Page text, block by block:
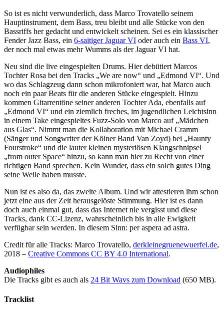
So ist es nicht verwunderlich, dass Marco Trovatello seinem
Hauptinstrument, dem Bass, treu bleibt und alle Stücke von den
Bassriffs her gedacht und entwickelt scheinen. Sei es ein klassischer
Fender Jazz Bass, ein 6-saitiger Jaguar VI oder auch ein Bass VI,
der noch mal etwas mehr Wumms als der Jaguar VI hat.
Neu sind die live eingespielten Drums. Hier debütiert Marcos
Tochter Rosa bei den Tracks „We are now“ und „Edmond VI“. Und
wo das Schlagzeug dann schon mikrofoniert war, hat Marco auch
noch ein paar Beats für die anderen Stücke eingespielt. Hinzu
kommen Gitarrentöne seiner anderen Tochter Ada, ebenfalls auf
„Edmond VI“ und ein ziemlich freches, im jugendlichen Leichtsinn
in einem Take eingespieltes Fuzz-Solo von Marco auf „Mädchen
aus Glas“. Nimmt man die Kollaboration mit Michael Cramm
(Sänger und Songwriter der Kölner Band Van Zoyd) bei „Haunty
Fourstroke“ und die lauter kleinen mysteriösen Klangschnipsel
„from outer Space“ hinzu, so kann man hier zu Recht von einer
richtigen Band sprechen. Kein Wunder, dass ein solch gutes Ding
seine Weile haben musste.
Nun ist es also da, das zweite Album. Und wir attestieren ihm schon
jetzt eine aus der Zeit herausgelöste Stimmung. Hier ist es dann
doch auch einmal gut, dass das Internet nie vergisst und diese
Tracks, dank CC-Lizenz, wahrscheinlich bis in alle Ewigkeit
verfügbar sein werden. In diesem Sinn: per aspera ad astra.
Credit für alle Tracks: Marco Trovatello, derkleinegruenewuerfel.de,
2018 – Creative Commons CC BY 4.0 International.
Audiophiles
Die Tracks gibt es auch als 24 Bit Wavs zum Download (650 MB).
Tracklist